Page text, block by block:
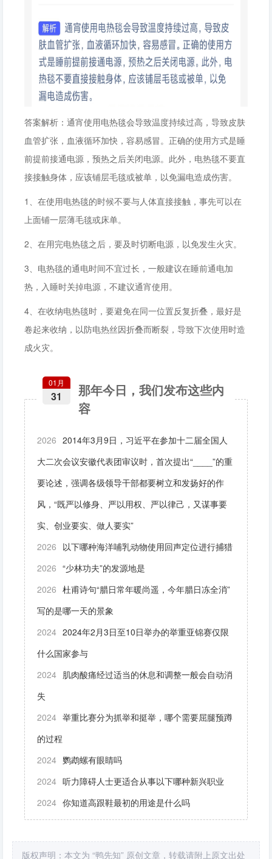
答案解析：通宵使用电热毯会导致温度持续过高，导致皮肤
血管扩张，血液循环加快，容易感冒。正确的使用方式是睡
前提前接通电源，预热之后关闭电源。此外，电热毯不要直
接接触身体，应该铺层毛毯或被单，以免漏电造成伤害。
1、在使用电热毯的时候不要与人体直接接触，事先可以在
上面铺一层薄毛毯或床单。
2、在用完电热毯之后，要及时切断电源，以免发生火灾。
3、电热毯的通电时间不宜过长，一般建议在睡前通电加
热，入睡时关掉电源，不建议通宵使用。
4、在收纳电热毯时，要避免在同一位置反复折叠，最好是
卷起来收纳，以防电热丝因折叠而断裂，导致下次使用时造
成火灾。
那年今日，我们发布这些内
容
01月
31
2026 2014年3月9日，习近平在参加十二届全国人
大二次会议安徽代表团审议时，首次提出“____”的重
要论述，强调各级领导干部都要树立和发扬好的作
风，“既严以修身、严以用权、严以律己，又谋事要
实、创业要实、做人要实”
2026 以下哪种海洋哺乳动物使用回声定位进行捕猎
2026 “少林功夫”的发源地是
2026 杜甫诗句“腊日常年暖尚遥，今年腊日冻全消”
写的是哪一天的景象
2024 2024年2月3日至10日举办的举重亚锦赛仅限
什么国家参与
2024 肌肉酸痛经过适当的休息和调整一般会自动消
失
2024 举重比赛分为抓举和挺举，哪个需要屈腿预蹲
的过程
2024 鹦鹉螺有眼睛吗
2024 听力障碍人士更适合从事以下哪种新兴职业
2024 你知道高跟鞋最初的用途是什么吗
版权声明：本文为 “鸭先知” 原创文章，转载请附上原文出处